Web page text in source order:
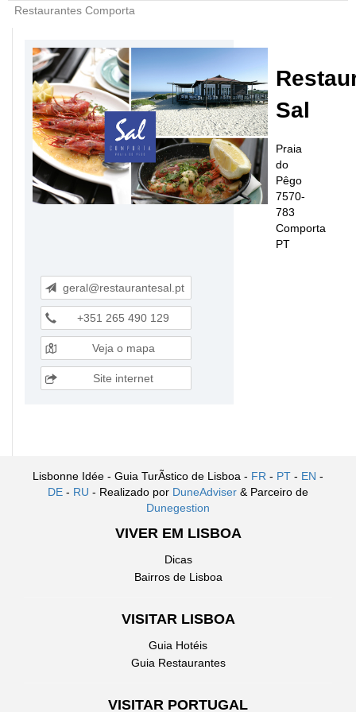
Restaurantes Comporta
Sal
Praia
do
Pêgo
7570-
783
Comporta
PT
geral@restaurantesal.pt
+351 265 490 129
Veja o mapa
Site internet
Lisbonne Idée - Guia TurÃ­stico de Lisboa - FR - PT - EN -
DE - RU - Realizado por DuneAdviser & Parceiro de
Dunegestion
VIVER EM LISBOA
Dicas
Bairros de Lisboa
VISITAR LISBOA
Guia Hotéis
Guia Restaurantes
VISITAR PORTUGAL